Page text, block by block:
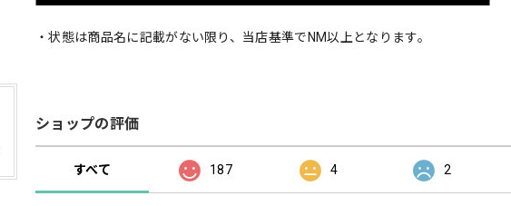
・状態は商品名に記載がない限り、当店基準でNM以上となります。
ショップの評価
すべて 187 4 2